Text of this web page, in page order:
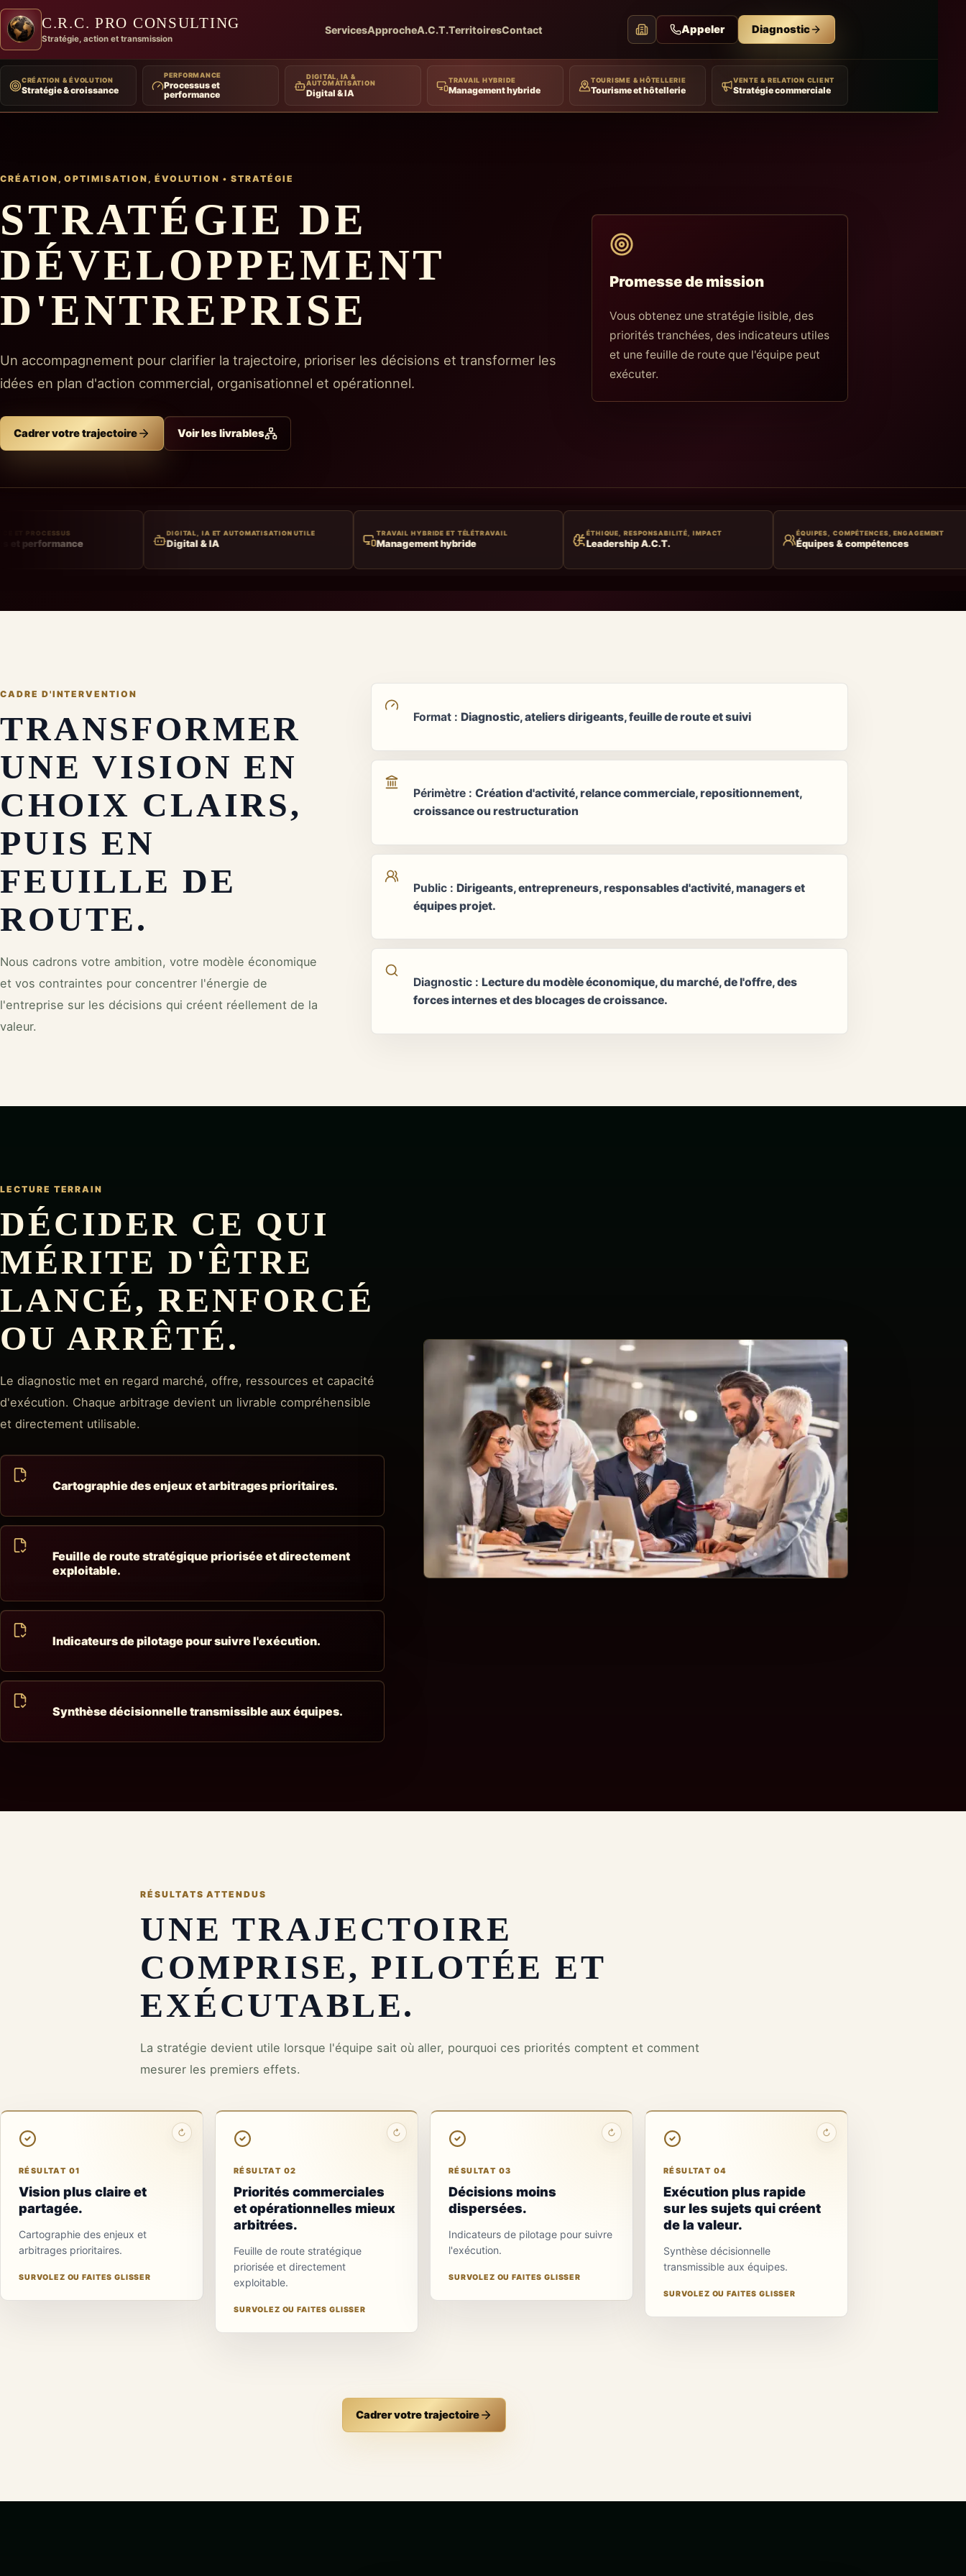
C.R.C. PRO CONSULTING
Stratégie, action et transmission
ServicesApprocheA.C.T.TerritoiresContact Appeler Diagnostic
CRÉATION & ÉVOLUTION
Stratégie & croissance
PERFORMANCE
Processus et
performance
DIGITAL, IA &
AUTOMATISATION
Digital & IA
TRAVAIL HYBRIDE
Management hybride
TOURISME & HÔTELLERIE
Tourisme et hôtellerie
VENTE & RELATION CLIENT
Stratégie commerciale
CRÉATION, OPTIMISATION, ÉVOLUTION •STRATÉGIE
STRATÉGIE DE
DÉVELOPPEMENT
D'ENTREPRISE
Un accompagnement pour clarifier la trajectoire, prioriser les décisions et transformer les
idées en plan d'action commercial, organisationnel et opérationnel.
Cadrer votre trajectoire Voir les livrables
Promesse de mission
Vous obtenez une stratégie lisible, des
priorités tranchées, des indicateurs utiles
et une feuille de route que l'équipe peut
exécuter.
DIGITAL, IA ET AUTOMATISATION UTILE
Digital & IA
TRAVAIL HYBRIDE ET TÉLÉTRAVAIL
Management hybride
ÉTHIQUE, RESPONSABILITÉ, IMPACT
Leadership A.C.T.
ÉQUIPES, COMPÉTENCES, ENGAGEMENT
Équipes & compétences
IDÉES,
CADRE D'INTERVENTION
TRANSFORMER
UNE VISION EN
CHOIX CLAIRS,
PUIS EN
FEUILLE DE
ROUTE.
Nous cadrons votre ambition, votre modèle économique
et vos contraintes pour concentrer l'énergie de
l'entreprise sur les décisions qui créent réellement de la
valeur.
Format: Diagnostic, ateliers dirigeants, feuille de route et suivi
Périmètre: Création d'activité, relance commerciale, repositionnement,
croissance ou restructuration
Public: Dirigeants, entrepreneurs, responsables d'activité, managers et
équipes projet.
Diagnostic: Lecture du modèle économique, du marché, de l'offre, des
forces internes et des blocages de croissance.
LECTURE TERRAIN
DÉCIDER CE QUI
MÉRITE D'ÊTRE
LANCÉ, RENFORCÉ
OU ARRÊTÉ.
Le diagnostic met en regard marché, offre, ressources et capacité
d'exécution. Chaque arbitrage devient un livrable compréhensible
et directement utilisable.
Cartographie des enjeux et arbitrages prioritaires.
Feuille de route stratégique priorisée et directement
exploitable.
Indicateurs de pilotage pour suivre l'exécution.
Synthèse décisionnelle transmissible aux équipes.
RÉSULTATS ATTENDUS
UNE TRAJECTOIRE
COMPRISE, PILOTÉE ET
EXÉCUTABLE.
La stratégie devient utile lorsque l'équipe sait où aller, pourquoi ces priorités comptent et comment
mesurer les premiers effets.
↻
RÉSULTAT 01
Vision plus claire et
partagée.
Cartographie des enjeux et
arbitrages prioritaires.
SURVOLEZ OU FAITES GLISSER
↻
RÉSULTAT 02
Priorités commerciales
et opérationnelles mieux
arbitrées.
Feuille de route stratégique
priorisée et directement
exploitable.
SURVOLEZ OU FAITES GLISSER
RÉSULTAT 02
opérationnelles
↻
RÉSULTAT 03
Décisions moins
dispersées.
Indicateurs de pilotage pour suivre
l'exécution.
SURVOLEZ OU FAITES GLISSER
RÉSULTAT 03
contradictoires
documentés afin de
limiter la dispersion
quotidiennes.
↻
RÉSULTAT 04
Exécution plus rapide
sur les sujets qui créent
de la valeur.
Synthèse décisionnelle
transmissible aux équipes.
SURVOLEZ OU FAITES GLISSER
RÉSULTAT 04
Responsables,
premières
Cadrer votre trajectoire